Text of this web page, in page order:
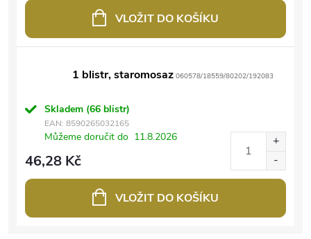
VLOŽIT DO KOŠÍKU
1 blistr, staromosaz 060578/18559/80202/192083
Skladem (66 blistr)
EAN: 8590265032165
Můžeme doručit do 11.8.2026
46,28 Kč
VLOŽIT DO KOŠÍKU